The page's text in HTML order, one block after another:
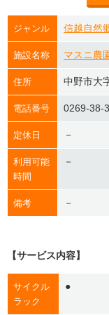
ジャンル 信越自然
施設名称 マスニ農
住所 中野市大
電話番号 0269-38-
定休日 －
利用可能
時間
－
備考 －
【サービス内容】
サイクル
ラック
●